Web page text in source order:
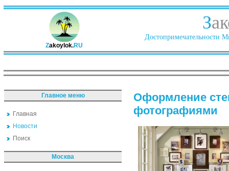
Zakoylok.RU
З
Достопримечательности
Главное меню
Главная
Новости
Поиск
Москва
Оформление
фотографиями